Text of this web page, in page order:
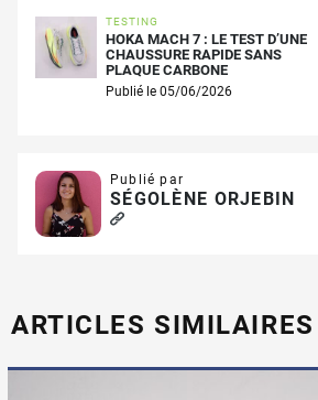
TESTING
HOKA MACH 7 : LE TEST D’UNE
CHAUSSURE RAPIDE SANS
PLAQUE CARBONE
Publié le 05/06/2026
Publié par
SÉGOLÈNE ORJEBIN
ARTICLES SIMILAIRES